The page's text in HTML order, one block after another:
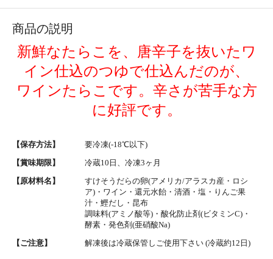
商品の説明
新鮮なたらこを、唐辛子を抜いたワ
イン仕込のつゆで仕込んだのが、
ワインたらこです。辛さが苦手な方
に好評です。
【保存方法】
要冷凍(-18℃以下)
【賞味期限】
冷蔵10日、冷凍3ヶ月
【原材料名】
すけそうだらの卵(アメリカ/アラスカ産・ロシ
ア)・ワイン・還元水飴・清酒・塩・りんご果
汁・鰹だし・昆布
調味料(アミノ酸等)・酸化防止剤(ビタミンC)・
酵素・発色剤(亜硝酸Na)
【ご注意】
解凍後は冷蔵保管しご使用下さい (冷蔵約12日)